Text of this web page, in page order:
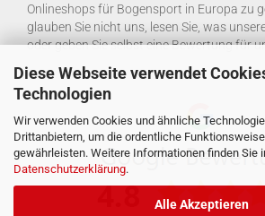
Diese Webseite verwendet
Technologien
Wir verwenden Cookies und ähnliche
Drittanbietern, um die ordentliche
gewährleisten. Weitere Informationen finden Sie
Datenschutzerklärung.
Alle Akzeptieren
Onlineshops für Bogensport in Europa zu
glauben Sie nicht uns, lesen Sie, was
oder geben Sie selbst eine Bewertung für